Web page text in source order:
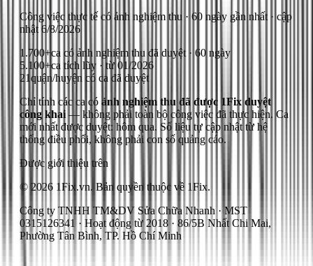
Công việc thực tế có ảnh nghiệm thu · 60 ngày gần nhất· cập
nhật6/8/2026
1.700+ca có ảnh nghiệm thu đã duyệt · 60 ngày
5.100+ca tích lũy · từ 01/2026
21quận/huyện có ca đã duyệt
Chỉ tính các ca có ảnh nghiệm thu đã được 1Fix duyệt
công khai— không phải toàn bộ công việc đã thực hiện. Ca
mới nhất được duyệt: hôm qua. Số liệu tự cập nhật từ hệ
thống điều phối, không phải con số quảng cáo.
Được giới thiệu trên
© 2026 1Fix.vn. Bản quyền thuộc về 1Fix.
Công ty TNHH TM&DV Sửa Chữa Nhanh · MST
0315126341 · Hoạt động từ 2018 · 86/5B Nhất Chi Mai,
Phường Tân Bình, TP. Hồ Chí Minh